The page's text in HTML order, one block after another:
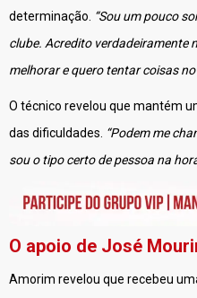
determinação. “Sou um pouco
clube. Acredito verdadeiramente
melhorar e quero tentar coisas
O técnico revelou que mantém
das dificuldades. “Podem me
sou o tipo certo de pessoa na
O apoio de José
Amorim revelou que recebeu